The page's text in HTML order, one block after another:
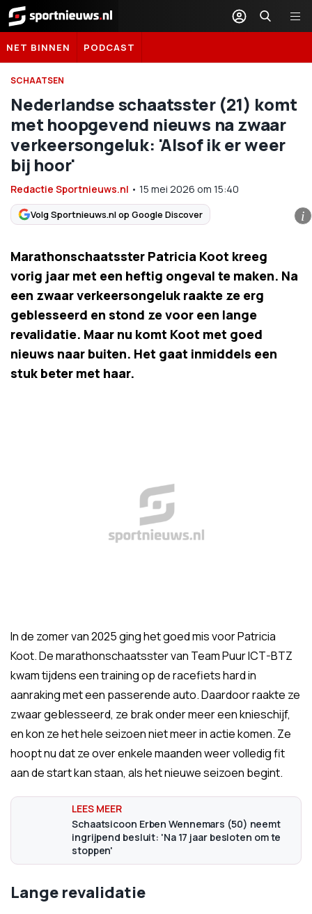
Sportnieuws.nl
NET BINNEN PODCAST
SCHAATSEN
Nederlandse schaatsster (21) komt
met hoopgevend nieuws na zwaar
verkeersongeluk: 'Alsof ik er weer
bij hoor'
Redactie Sportnieuws.nl • 15 mei 2026 om 15:40
Volg Sportnieuws.nl op Google Discover i
Marathonschaatsster Patricia Koot kreeg
vorig jaar met een heftig ongeval te maken. Na
een zwaar verkeersongeluk raakte ze erg
geblesseerd en stond ze voor een lange
revalidatie. Maar nu komt Koot met goed
nieuws naar buiten. Het gaat inmiddels een
stuk beter met haar.
In de zomer van 2025 ging het goed mis voor Patricia
Koot. De marathonschaatsster van Team Puur ICT-BTZ
kwam tijdens een training op de racefiets hard in
aanraking met een passerende auto. Daardoor raakte ze
zwaar geblesseerd, ze brak onder meer een knieschijf,
en kon ze het hele seizoen niet meer in actie komen. Ze
hoopt nu dat ze over enkele maanden weer volledig fit
aan de start kan staan, als het nieuwe seizoen begint.
Schaatsicoon Erben Wennemars (50) neemt
ingrijpend besluit: 'Na 17 jaar besloten om te
stoppen'
Lange revalidatie